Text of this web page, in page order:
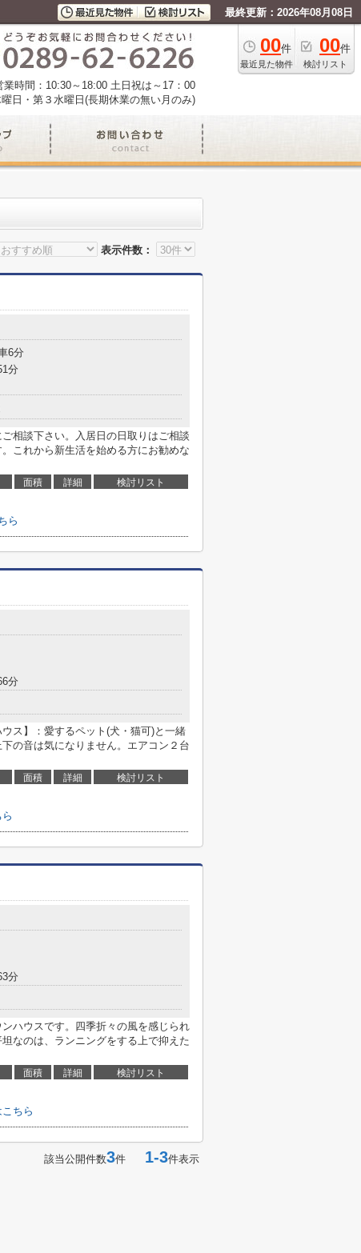
最終更新：2026年08月08日
00件
最近見た物件
00件
検討リスト
業時間：10:30～18:00 土日祝は～17：00
日・第３水曜日(長期休業の無い月のみ)
表示件数：
6分
分
相談下さい。入居日の日取りはご相談
これから新生活を始める方にお勧めな
面積 詳細 検討リスト
ら
分
ス】：愛するペット(犬・猫可)と一緒
の音は気になりません。エアコン２台
面積 詳細 検討リスト
分
ハウスです。四季折々の風を感じられ
なのは、ランニングをする上で抑えた
面積 詳細 検討リスト
ちら
該当公開件数3件 1-3件表示